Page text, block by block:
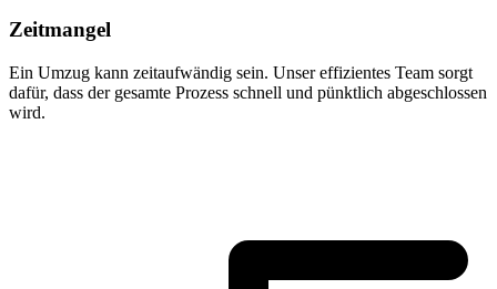
Zeitmangel
Ein Umzug kann zeitaufwändig sein. Unser effizientes Team sorgt
dafür, dass der gesamte Prozess schnell und pünktlich abgeschlossen
wird.